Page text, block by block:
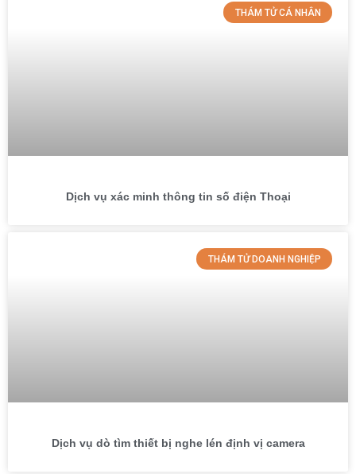
THÁM TỬ CÁ NHÂN
Dịch vụ xác minh thông tin số điện Thoại
THÁM TỬ DOANH NGHIỆP
Dịch vụ dò tìm thiết bị nghe lén định vị camera